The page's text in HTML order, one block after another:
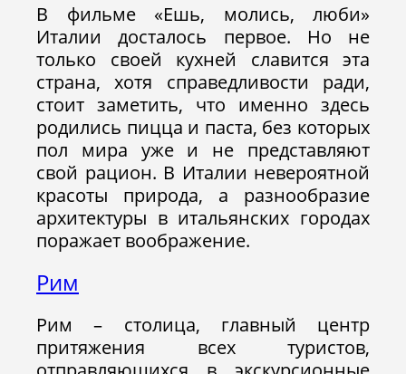
В фильме «Ешь, молись, люби»
Италии досталось первое. Но не
только своей кухней славится эта
страна, хотя справедливости ради,
стоит заметить, что именно здесь
родились пицца и паста, без которых
пол мира уже и не представляют
свой рацион. В Италии невероятной
красоты природа, а разнообразие
архитектуры в итальянских городах
поражает воображение.
Рим
Рим – столица, главный центр
притяжения всех туристов,